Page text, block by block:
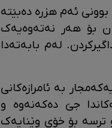
بوونی ئەم هزرە دەبێتە
بۆ هەر نەتەوەیەک
لەم بابەتەدا
بە ئامرازەکانی
جێ دەکەنەوە و
ترسە بۆ خۆی وێنایەک